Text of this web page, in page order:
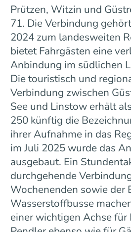
Prützen, Witzin und
71. Die Verbindung
2024 zum landesweiten
bietet Fahrgästen eine
Anbindung im südlichen
Die touristisch und
Verbindung zwischen
See und Linstow erhält
250 künftig die
ihrer Aufnahme in das
im Juli 2025 wurde das
ausgebaut. Ein
durchgehende
Wochenenden sowie der
Wasserstoffbusse
einer wichtigen Achse für